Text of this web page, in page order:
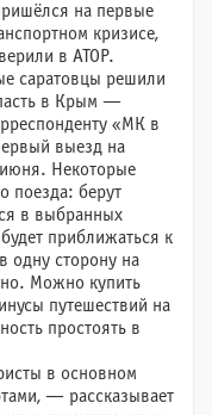
на первые
кризисе,
в АТОР.
саратовцы решили
в Крым —
«МК в
выезд на
июня. Некоторые
поезда: берут
в выбранных
приближаться к
одну сторону на
Можно купить
путешествий на
простоять в
в основном
— рассказывает